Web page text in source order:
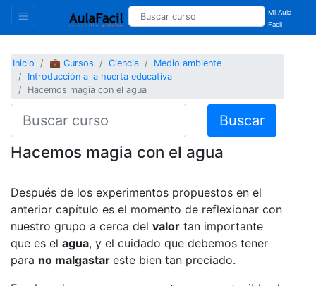
Mi Aula
Facil
Inicio 💼 Cursos Ciencia
Medio ambiente
Introducción a la huerta educativa
Hacemos magia con el agua
Buscar
Hacemos magia con el agua
Después de los experimentos propuestos en el
anterior capítulo es el momento de reflexionar con
nuestro grupo a cerca del valor tan importante
que es el agua, y el cuidado que debemos tener
para no malgastar este bien tan preciado.